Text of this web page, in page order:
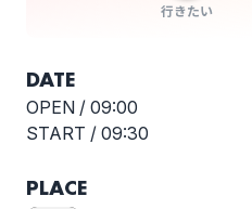
行きたい
DATE
OPEN / 09:00
START / 09:30
PLACE